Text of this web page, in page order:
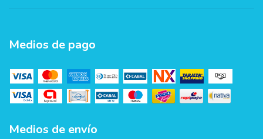
Medios de pago
Medios de envío